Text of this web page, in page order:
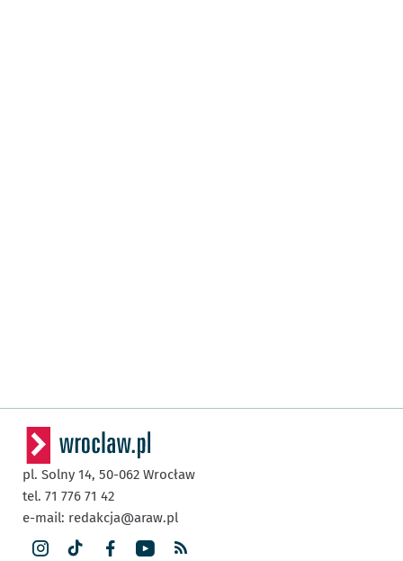
pl. Solny 14, 50-062 Wrocław
tel. 71 776 71 42
e-mail: redakcja@araw.pl